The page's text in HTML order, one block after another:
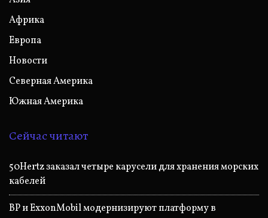
Африка
Европа
Новости
Северная Америка
Южная Америка
Сейчас читают
50Hertz заказал четыре карусели для хранения морских
кабелей
BP и ExxonMobil модернизируют платформу в